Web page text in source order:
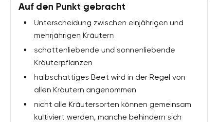
Auf den Punkt gebracht
Unterscheidung zwischen einjährigen und
mehrjährigen Kräutern
schattenliebende und sonnenliebende
Kräuterpflanzen
halbschattiges Beet wird in der Regel von
allen Kräutern angenommen
nicht alle Kräutersorten können gemeinsam
kultiviert werden, manche behindern sich